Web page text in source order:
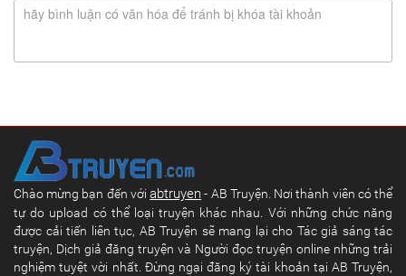
hãy bình luận có văn hóa để tránh bị khóa tài khoản
Chào mừng bạn đến vớiabtruyen- AB Truyện. Nơi thành viên có thể
tự do upload có thể loại truyện khác nhau. Với những chức năng
được cải tiến liên tục, AB Truyện sẽ mang lại cho Tác giả sáng tác
truyện, Dịch giả đăng truyện và Người đọc truyện online những trải
nghiệm tuyệt vời nhất. Đừng ngại đăng ký tài khoản tại AB Truyện,